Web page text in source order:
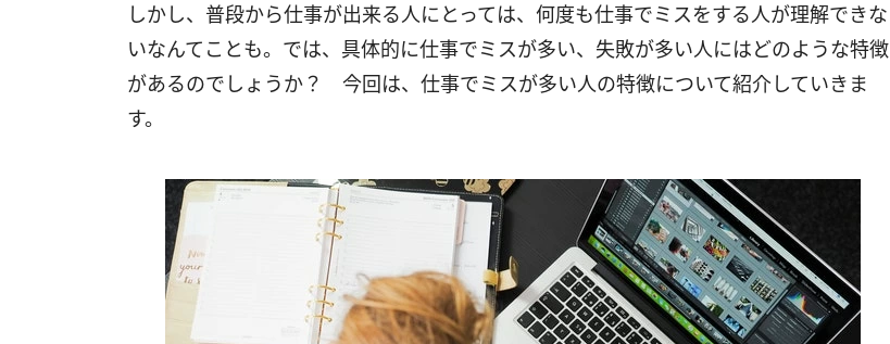
しかし、普段から仕事が出来る人にとっては、何度も仕事でミスをする人が理解できな
いなんてことも。では、具体的に仕事でミスが多い、失敗が多い人にはどのような特徴
があるのでしょうか？ 今回は、仕事でミスが多い人の特徴について紹介していきま
す。